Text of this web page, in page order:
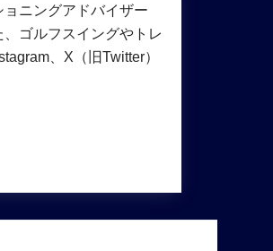
ニングアドバイザー
ゴルフスイングやトレ
、X（旧Twitter）